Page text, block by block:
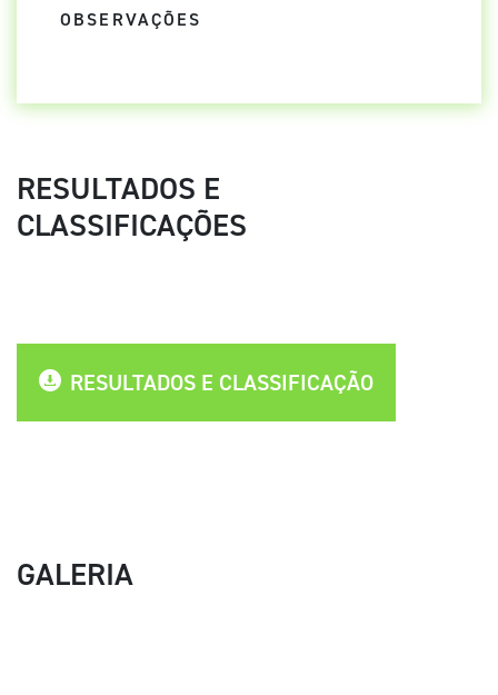
OBSERVAÇÕES
RESULTADOS E
CLASSIFICAÇÕES
RESULTADOS E CLASSIFICAÇÃO
GALERIA